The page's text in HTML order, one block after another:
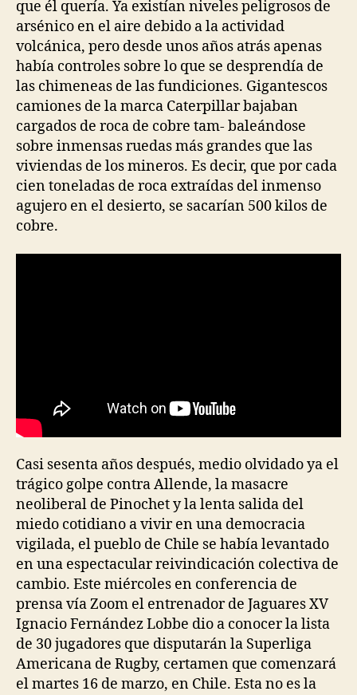
que él quería. Ya existían niveles peligrosos de
arsénico en el aire debido a la actividad
volcánica, pero desde unos años atrás apenas
había controles sobre lo que se desprendía de
las chimeneas de las fundiciones. Gigantescos
camiones de la marca Caterpillar bajaban
cargados de roca de cobre tam- baleándose
sobre inmensas ruedas más grandes que las
viviendas de los mineros. Es decir, que por cada
cien toneladas de roca extraídas del inmenso
agujero en el desierto, se sacarían 500 kilos de
cobre.
Casi sesenta años después, medio olvidado ya el
trágico golpe contra Allende, la masacre
neoliberal de Pinochet y la lenta salida del
miedo cotidiano a vivir en una democracia
vigilada, el pueblo de Chile se había levantado
en una espectacular reivindicación colectiva de
cambio. Este miércoles en conferencia de
prensa vía Zoom el entrenador de Jaguares XV
Ignacio Fernández Lobbe dio a conocer la lista
de 30 jugadores que disputarán la Superliga
Americana de Rugby, certamen que comenzará
el martes 16 de marzo, en Chile. Esta no es la